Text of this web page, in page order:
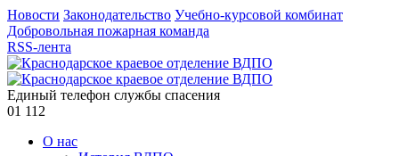
Новости Законодательство Учебно-курсовой комбинат
Добровольная пожарная команда
RSS-лента
Единый телефон службы спасения
01 112
О нас